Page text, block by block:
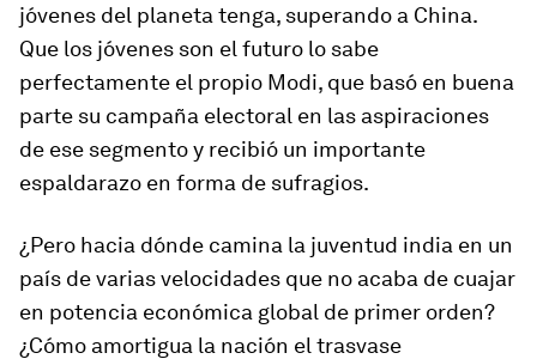
jóvenes del planeta tenga, superando a China.
Que los jóvenes son el futuro lo sabe
perfectamente el propio Modi, que basó en buena
parte su campaña electoral en las aspiraciones
de ese segmento y recibió un importante
espaldarazo en forma de sufragios.
¿Pero hacia dónde camina la juventud india en un
país de varias velocidades que no acaba de cuajar
en potencia económica global de primer orden?
¿Cómo amortigua la nación el trasvase